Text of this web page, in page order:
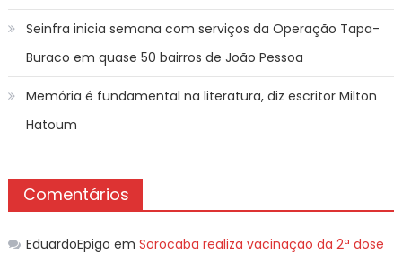
Seinfra inicia semana com serviços da Operação Tapa-
Buraco em quase 50 bairros de João Pessoa
Memória é fundamental na literatura, diz escritor Milton
Hatoum
Comentários
EduardoEpigo em Sorocaba realiza vacinação da 2ª dose